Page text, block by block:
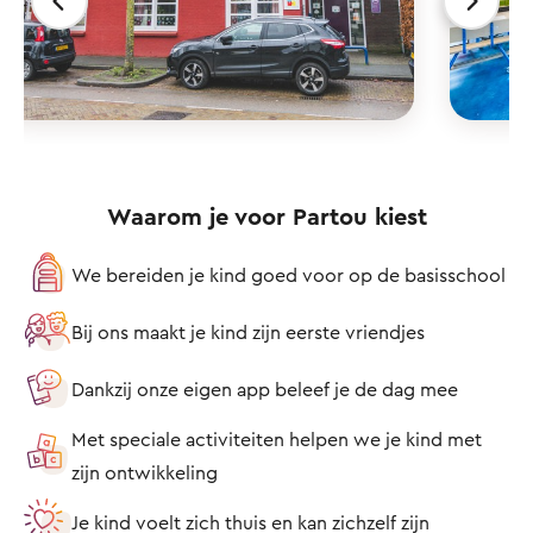
Waarom je voor Partou kiest
We bereiden je kind goed voor op de basisschool
Bij ons maakt je kind zijn eerste vriendjes
Dankzij onze eigen app beleef je de dag mee
Met speciale activiteiten helpen we je kind met
zijn ontwikkeling
Je kind voelt zich thuis en kan zichzelf zijn